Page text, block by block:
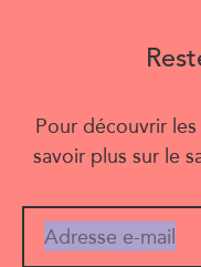
Pour découvrir
savoir plus sur le
Adresse e-mail